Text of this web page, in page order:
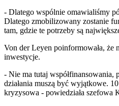
- Dlatego wspólnie omawialiśmy
Dlatego zmobilizowany zostanie
tam, gdzie te potrzeby są
Von der Leyen poinformowała, że
inwestycje.
- Nie ma tutaj współfinansowania,
działania muszą być wyjątkowe.
kryzysowa - powiedziała szefowa